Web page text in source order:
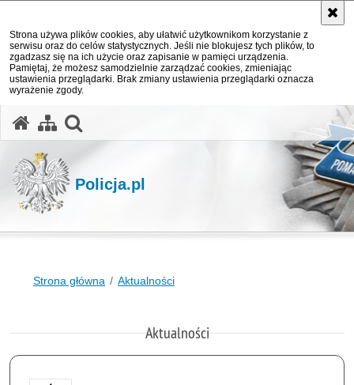
Strona używa plików cookies, aby ułatwić użytkownikom korzystanie z
serwisu oraz do celów statystycznych. Jeśli nie blokujesz tych plików, to
zgadzasz się na ich użycie oraz zapisanie w pamięci urządzenia.
Pamiętaj, że możesz samodzielnie zarządzać cookies, zmieniając
ustawienia przeglądarki. Brak zmiany ustawienia przeglądarki oznacza
wyrażenie zgody.
Policja.pl
Strona główna Aktualności
Aktualności